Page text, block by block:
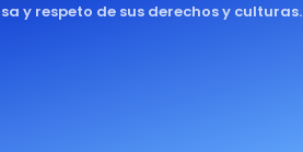
y respeto de sus derechos y culturas.